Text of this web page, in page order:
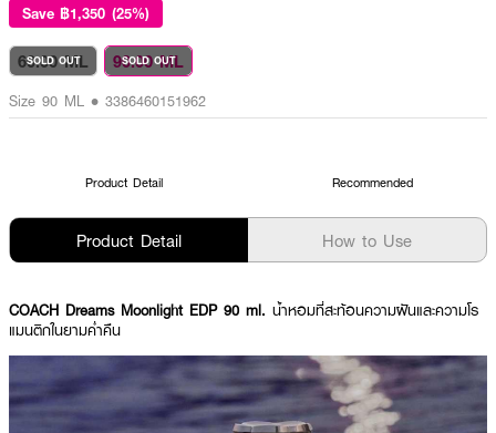
Save ฿1,350 (25%)
60.00 ML
SOLD OUT 90.00 ML
SOLD OUT
Size 90 ML • 3386460151962
Product Detail Recommended
Product Detail How to Use
COACH Dreams Moonlight EDP 90 ml. น้ำหอมที่สะท้อนความฝันและความโร
แมนติกในยามค่ำคืน